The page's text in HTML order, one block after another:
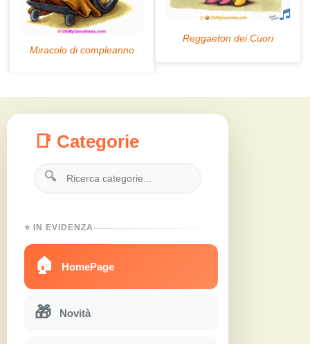
📑 Categorie
🔍
⭐ IN EVIDENZA
🏠 HomePage
🎁 Novità